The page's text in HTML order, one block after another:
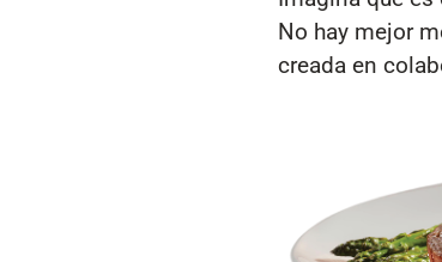
No hay mejor
creada en